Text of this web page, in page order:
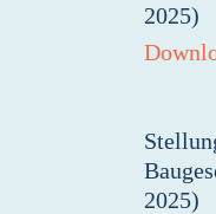
2025)
2025)